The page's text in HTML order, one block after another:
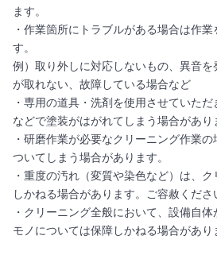
ます。
・作業箇所にトラブルがある場合は作
す。
例）取り外しに対応しないもの、異音
が取れない、故障している場合など
・専用の道具・洗剤を使用させていた
などで塗装がはがれてしまう場合があり
・研磨作業が必要なクリーニング作業
ついてしまう場合があります。
・重度の汚れ（変質や染色など）は、
しかねる場合があります。ご容赦くださ
・クリーニング全般において、設備自
モノについては保障しかねる場合があり